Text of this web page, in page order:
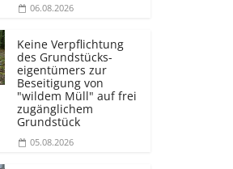
06.08.2026
Keine Verpflichtung
des Grundstücks­
eigentümers zur
Beseitigung von
"wildem Müll" auf frei
zugänglichem
Grundstück
05.08.2026